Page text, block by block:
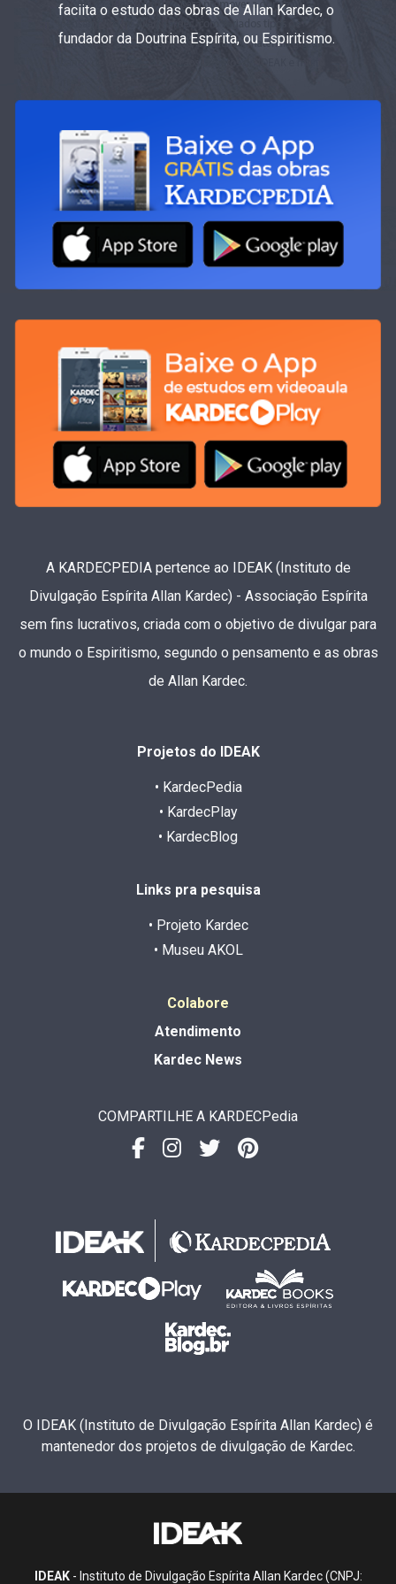
faciita o estudo das obras de Allan Kardec, o
fundador da Doutrina Espírita, ou Espiritismo.
A KARDECPEDIA pertence ao IDEAK (Instituto de
Divulgação Espírita Allan Kardec) - Associação Espírita
sem fins lucrativos, criada com o objetivo de divulgar para
o mundo o Espiritismo, segundo o pensamento e as obras
de Allan Kardec.
Projetos do IDEAK
• KardecPedia
• KardecPlay
• KardecBlog
Links pra pesquisa
• Projeto Kardec
• Museu AKOL
Colabore
Atendimento
Kardec News
COMPARTILHE A KARDECPedia
O IDEAK (Instituto de Divulgação Espírita Allan Kardec) é
mantenedor dos projetos de divulgação de Kardec.
IDEAK- Instituto de Divulgação Espírita Allan Kardec (CNPJ: